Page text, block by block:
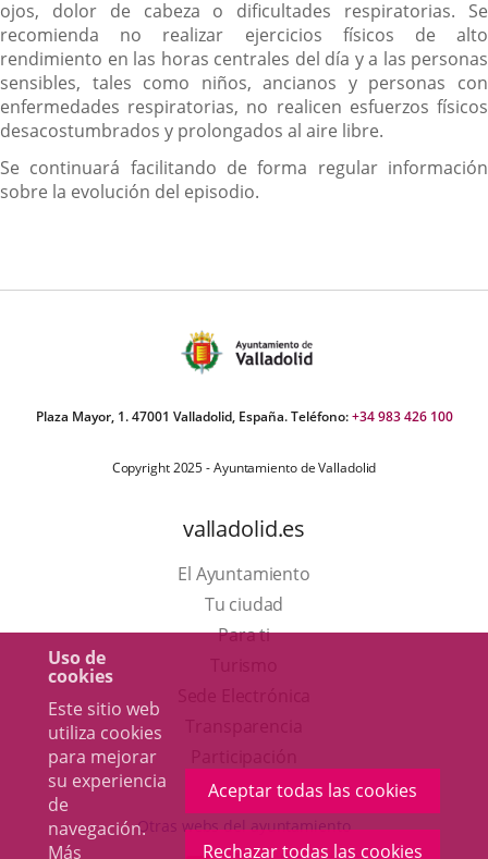
Uso de
cookies
Este sitio web
utiliza cookies
para mejorar
su experiencia
de
navegación.
Más
Aceptar todas las cookies
Rechazar todas las cookies
ojos, dolor de cabeza o dificultades respiratorias. Se
recomienda no realizar ejercicios físicos de alto
rendimiento en las horas centrales del día y a las personas
sensibles, tales como niños, ancianos y personas con
enfermedades respiratorias, no realicen esfuerzos físicos
desacostumbrados y prolongados al aire libre.
Se continuará facilitando de forma regular información
sobre la evolución del episodio.
Plaza Mayor, 1. 47001 Valladolid, España. Teléfono:+34 983 426 100
Copyright 2025 - Ayuntamiento de Valladolid
valladolid.es
El Ayuntamiento
Tu ciudad
Para ti
en
una
ventana
aplicación
externa.
Otras webs del ayuntamiento